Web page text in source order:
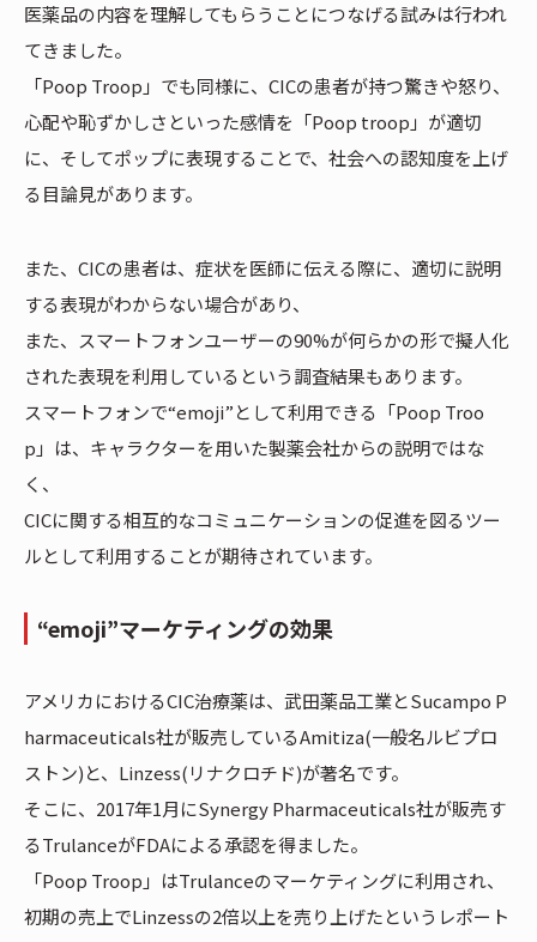
医薬品の内容を理解してもらうことにつなげる試みは行われ
てきました。
「Poop Troop」でも同様に、CICの患者が持つ驚きや怒り、
心配や恥ずかしさといった感情を「Poop troop」が適切
に、そしてポップに表現することで、社会への認知度を上げ
る目論見があります。
また、CICの患者は、症状を医師に伝える際に、適切に説明
する表現がわからない場合があり、
また、スマートフォンユーザーの90%が何らかの形で擬人化
された表現を利用しているという調査結果もあります。
スマートフォンで“emoji”として利用できる「Poop Troo
p」は、キャラクターを用いた製薬会社からの説明ではな
く、
CICに関する相互的なコミュニケーションの促進を図るツー
ルとして利用することが期待されています。
“emoji”マーケティングの効果
アメリカにおけるCIC治療薬は、武田薬品工業とSucampo P
harmaceuticals社が販売しているAmitiza(一般名ルビプロ
ストン)と、Linzess(リナクロチド)が著名です。
そこに、2017年1月にSynergy Pharmaceuticals社が販売す
るTrulanceがFDAによる承認を得ました。
「Poop Troop」はTrulanceのマーケティングに利用され、
初期の売上でLinzessの2倍以上を売り上げたというレポート